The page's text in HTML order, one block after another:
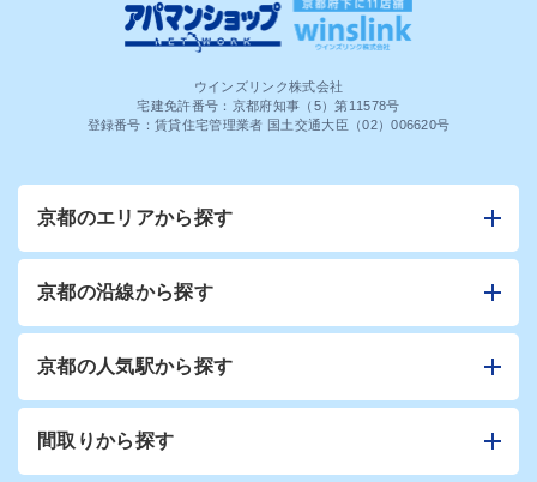
ウインズリンク株式会社
宅建免許番号：京都府知事（5）第11578号
登録番号：賃貸住宅管理業者 国土交通大臣（02）006620号
京都のエリアから探す
京都の沿線から探す
京都の人気駅から探す
間取りから探す